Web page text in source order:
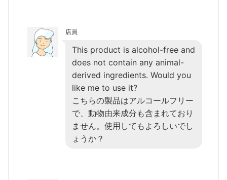
店員
This product is alcohol-free and
does not contain any animal-
derived ingredients. Would you
like me to use it?
こちらの製品はアルコールフリー
で、動物由来成分も含まれており
ません。使用してもよろしいでし
ょうか？